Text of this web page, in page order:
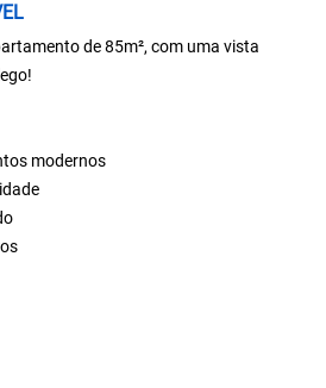
de 85m², com uma vista
modernos